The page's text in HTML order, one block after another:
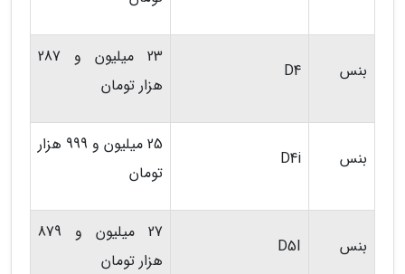
بنس D4
23 میلیون و 287
هزار تومان
بنس D4i
25 میلیون و 999 هزار
تومان
بنس D5I
27 میلیون و 879
هزار تومان